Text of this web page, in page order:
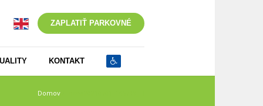
ZAPLATIŤ PARKOVNÉ
KONTAKT
Domov